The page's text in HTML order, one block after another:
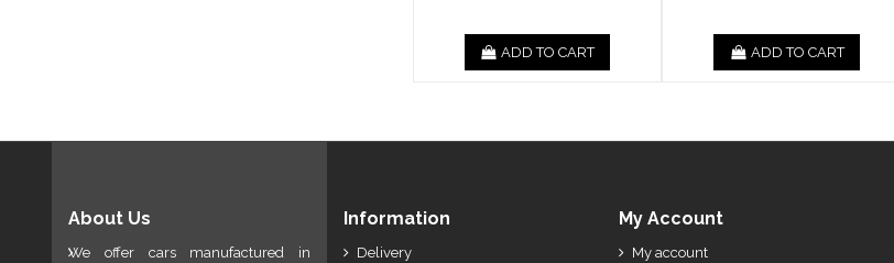
ADD TO CART ADD TO CART
About Us
We offer cars manufactured in
Information
Delivery
My Account
My account